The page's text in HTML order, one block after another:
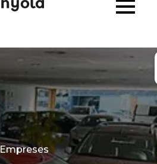
Categories
Empreses